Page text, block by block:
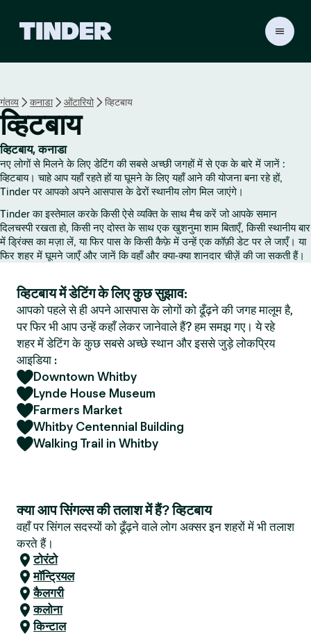
r
गंतव्य कनाडा ओंटारियो व्हिटबाय
व्हिटबाय
व्हिटबाय, कनाडा
नए लोगों से मिलने के लिए डेटिंग की सबसे अच्छी जगहों में से एक के बारे में जानें :
व्हिटबाय। चाहे आप यहाँ रहते हों या घूमने के लिए यहाँ आने की योजना बना रहे हों,
Tinder पर आपको अपने आसपास के ढेरों स्थानीय लोग मिल जाएंगे।
Tinder का इस्तेमाल करके किसी ऐसे व्यक्ति के साथ मैच करें जो आपके समान
दिलचस्पी रखता हो, किसी नए दोस्त के साथ एक खुशनुमा शाम बिताएँ, किसी स्थानीय बार
में ड्रिंक्स का मज़ा लें, या फिर पास के किसी कैफ़े में उन्हें एक कॉफ़ी डेट पर ले जाएँ। या
फिर शहर में घूमने जाएँ और जानें कि वहाँ और क्या-क्या शानदार चीज़ें की जा सकती हैं।
व्हिटबाय में डेटिंग के लिए कुछ सुझाव:
आपको पहले से ही अपने आसपास के लोगों को ढूँढ़ने की जगह मालूम है,
पर फिर भी आप उन्हें कहाँ लेकर जानेवाले हैं? हम समझ गए। ये रहे
शहर में डेटिंग के कुछ सबसे अच्छे स्थान और इससे जुड़े लोकप्रिय
आइडिया :
Downtown Whitby
Lynde House Museum
Farmers Market
Whitby Centennial Building
Walking Trail in Whitby
क्या आप सिंगल्स की तलाश में हैं? व्हिटबाय
वहाँ पर सिंगल सदस्यों को ढूँढ़ने वाले लोग अक्सर इन शहरों में भी तलाश
करते हैं।
टोरंटो
मॉन्ट्रियल
कैलगरी
कलोना
किन्टाल